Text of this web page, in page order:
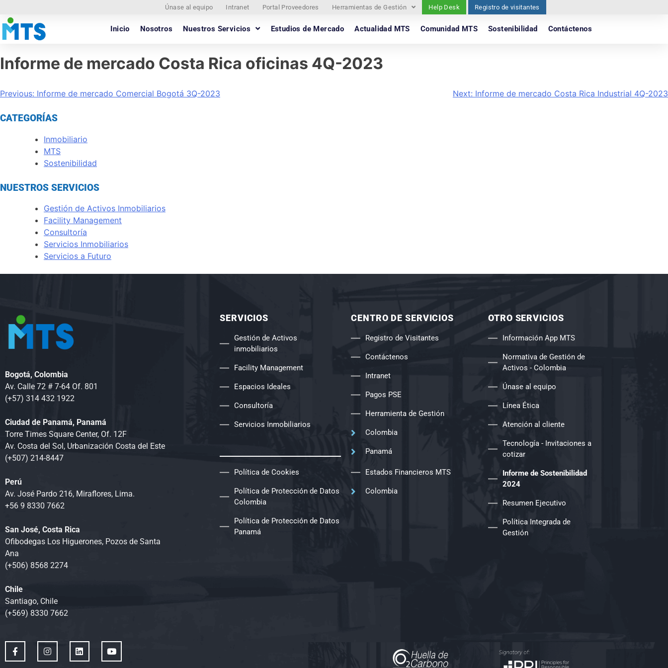
Únase al equipo Intranet Portal Proveedores Herramientas de Gestión Help Desk Registro de visitantes
Inicio Nosotros Nuestros Servicios Estudios de Mercado Actualidad MTS Comunidad MTS Sostenibilidad Contáctenos
Informe de mercado Costa Rica oficinas 4Q-2023
Previous: Informe de mercado Comercial Bogotá 3Q-2023 Next: Informe de mercado Costa Rica Industrial 4Q-2023
CATEGORÍAS
Inmobiliario
MTS
Sostenibilidad
NUESTROS SERVICIOS
Gestión de Activos Inmobiliarios
Facility Management
Consultoría
Servicios Inmobiliarios
Servicios a Futuro
Bogotá, Colombia
Av. Calle 72 # 7-64 Of. 801
(+57) 314 432 1922
Ciudad de Panamá, Panamá
Torre Times Square Center, Of. 12F
Av. Costa del Sol, Urbanización Costa del Este
(+507) 214-8447
Perú
Av. José Pardo 216, Miraflores, Lima.
+56 9 8330 7662
San José, Costa Rica
Ofibodegas Los Higuerones, Pozos de Santa
Ana
(+506) 8568 2274
Chile
Santiago, Chile
(+569) 8330 7662
SERVICIOS
Gestión de Activos
inmobiliarios
Facility Management
Espacios Ideales
Consultoría
Servicios Inmobiliarios
Política de Cookies
Política de Protección de Datos
Colombia
Política de Protección de Datos
Panamá
CENTRO DE SERVICIOS
Registro de Visitantes
Contáctenos
Intranet
Pagos PSE
Herramienta de Gestión
Colombia
Panamá
Estados Financieros MTS
Colombia
OTRO SERVICIOS
Información App MTS
Normativa de Gestión de
Activos - Colombia
Únase al equipo
Línea Ética
Atención al cliente
Tecnología - Invitaciones a
cotizar
Informe de Sostenibilidad
2024
Resumen Ejecutivo
Política Integrada de
Gestión